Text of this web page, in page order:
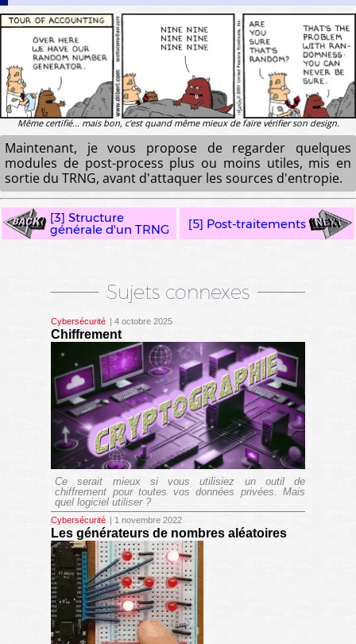
Sujets connexes
Cybersécurité | 4 octobre 2025
Chiffrement
Ce serait mieux si vous utilisiez un outil de
chiffrement pour toutes vos données privées. Mais
quel logiciel utiliser ?
Cybersécurité | 1 novembre 2022
Les générateurs de nombres aléatoires
Même certifié... mais bon, c'est quand même mieux de faire vérifier son design.
Maintenant, je vous propose de regarder quelques
modules de post-process plus ou moins utiles, mis en
sortie du TRNG, avant d'attaquer les sources d'entropie.
[3] Structure
générale d'un TRNG [5] Post-traitements